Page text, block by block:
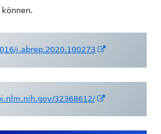
j.abrep.2020.100273
Fenster
32368612/
Fenster